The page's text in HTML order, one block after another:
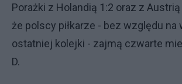
Porażki z Holandią 1:2 oraz z Austrią
że polscy piłkarze - bez względu na
ostatniej kolejki - zajmą czwarte
D.